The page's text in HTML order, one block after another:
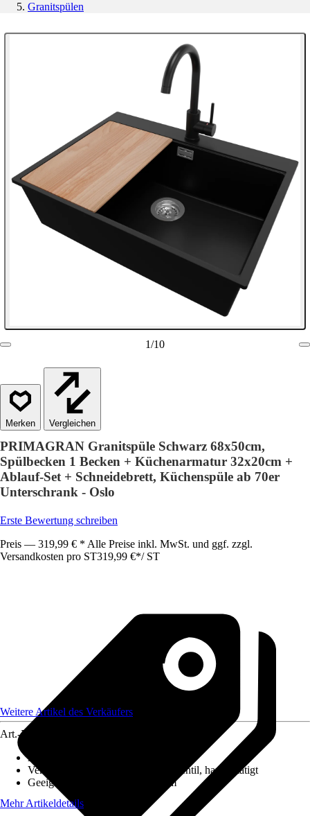
Granitspülen
1/10
Vergleichen
PRIMAGRAN Granitspüle Schwarz 68x50cm,
Spülbecken 1 Becken + Küchenarmatur 32x20cm +
Ablauf-Set + Schneidebrett, Küchenspüle ab 70er
Unterschrank - Oslo
Erste Bewertung schreiben
Preis — 319,99 € * Alle Preise inkl. MwSt. und ggf. zzgl.
Versandkosten pro ST319,99 €*/ ST
Weitere Artikel des Verkäufers
Art.-Nr.
Ausführung
Ventilausstattung
3 ½" Körbchenventil, handbetätigt
Geeignet für
Unterschrank 80 cm
Mehr Artikeldetails